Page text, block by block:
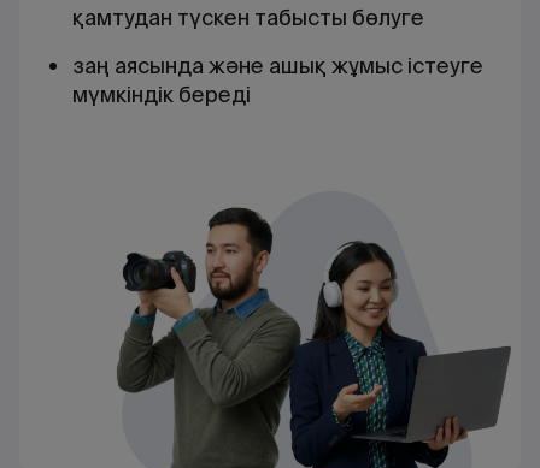
қамтудан түскен табысты бөлуге
заң аясында және ашық жұмыс істеуге
мүмкіндік береді